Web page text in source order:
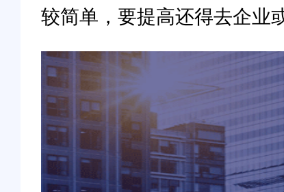
较简单，要提高还得去企业